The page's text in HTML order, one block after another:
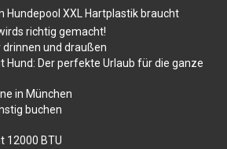
Hundepool XXL Hartplastik braucht
richtig gemacht!
und draußen
Hund: Der perfekte Urlaub für die ganze
in München
buchen
12000 BTU